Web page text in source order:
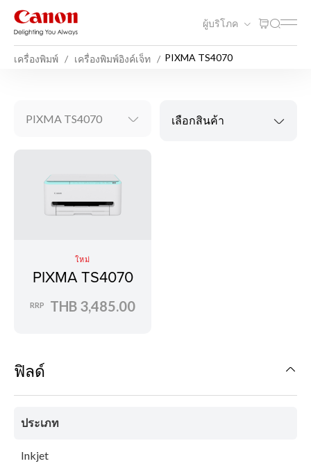
ผู้บริโภค
เครื่องพิมพ์ เครื่องพิมพ์อิงค์เจ็ท PIXMA TS4070
PIXMA TS4070 เลือกสินค้า
ใหม่
PIXMA TS4070
RRP THB 3,485.00
ฟิลด์
ประเภท
Inkjet